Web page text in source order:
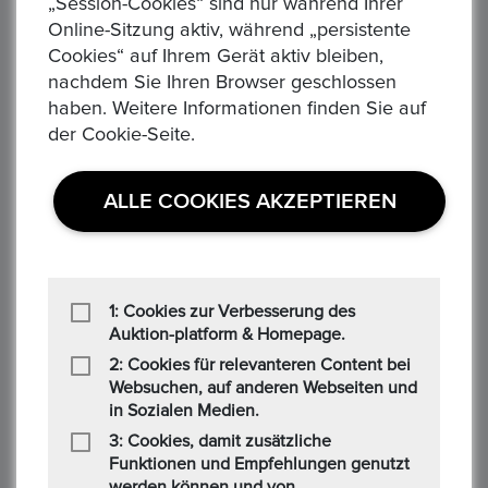
2008 Gewicht: 31,1g Material: 999/1.000 Silber Erhaltung: ss
ohne Kapsel (siehe Bild) KM#3159 Die Ware ist d...
ÖSTERREICH. Wiener Philharmoniker 2011 1,50 Euro
Alle Gebote:1
Höchstbietender :M******n
Zeit: : 4 days 08:50:44
ÖSTERREICH. Wiener Philharmoniker 1,50 Euro Prägejahr:
2011 Gewicht: 31,1g Material: 999/1.000 Silber Erhaltung: ss. -
ohne Kapsel (siehe Bild) KM#3159 Die Ware is...
„Session-Cookies“ sind nur während Ihrer
Online-Sitzung aktiv, während „persistente
Cookies“ auf Ihrem Gerät aktiv bleiben,
nachdem Sie Ihren Browser geschlossen
haben. Weitere Informationen finden Sie auf
der Cookie-Seite.
ALLE COOKIES AKZEPTIEREN
1: Cookies zur Verbesserung des
Auktion-platform & Homepage.
2: Cookies für relevanteren Content bei
Websuchen, auf anderen Webseiten und
in Sozialen Medien.
3: Cookies, damit zusätzliche
Funktionen und Empfehlungen genutzt